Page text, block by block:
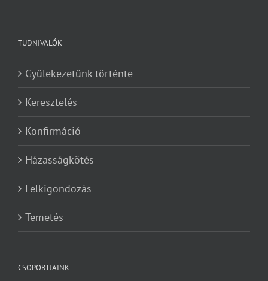
TUDNIVALÓK
Gyülekezetünk történte
Keresztelés
Konfirmáció
Házasságkötés
Lelkigondozás
Temetés
CSOPORTJAINK